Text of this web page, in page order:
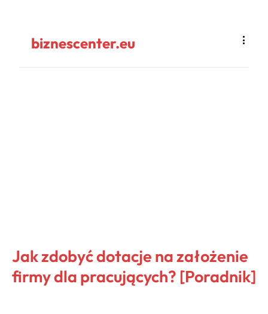
biznescenter.eu
Jak zdobyć dotacje na założenie
firmy dla pracujących? [Poradnik]